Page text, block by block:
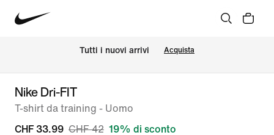
Tutti i nuovi arrivi Acquista
Nike Dri-FIT
T-shirt da training - Uomo
CHF 33.99 CHF 42 19% di sconto